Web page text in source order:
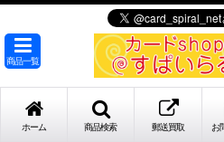
商品一覧
ホーム 商品検索 郵送買取 お